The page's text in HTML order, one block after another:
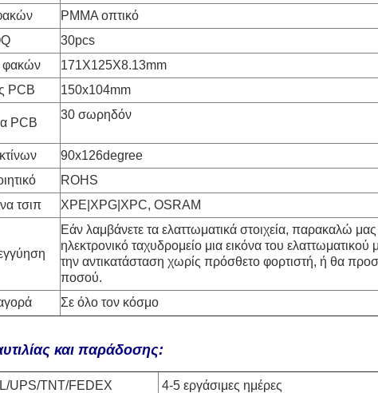
PMMA οπτικό
30pcs
φακών
171X125X8.13mm
PCB
150x104mm
PCB
30 σωρηδόν
90x126degree
ROHS
τσιπ
XPE|XPG|XPC, OSRAM
Εάν λαμβάνετε τα ελαττωματικά στοιχεία, παρακαλώ μας
ηλεκτρονικό ταχυδρομείο μια εικόνα του
την αντικατάσταση χωρίς πρόσθετο φορτιστή, ή θα
ποσού.
Σε όλο τον κόσμο
και παράδοσης:
UPS/TNT/FEDEX 4-5 εργάσιμες ημέρες